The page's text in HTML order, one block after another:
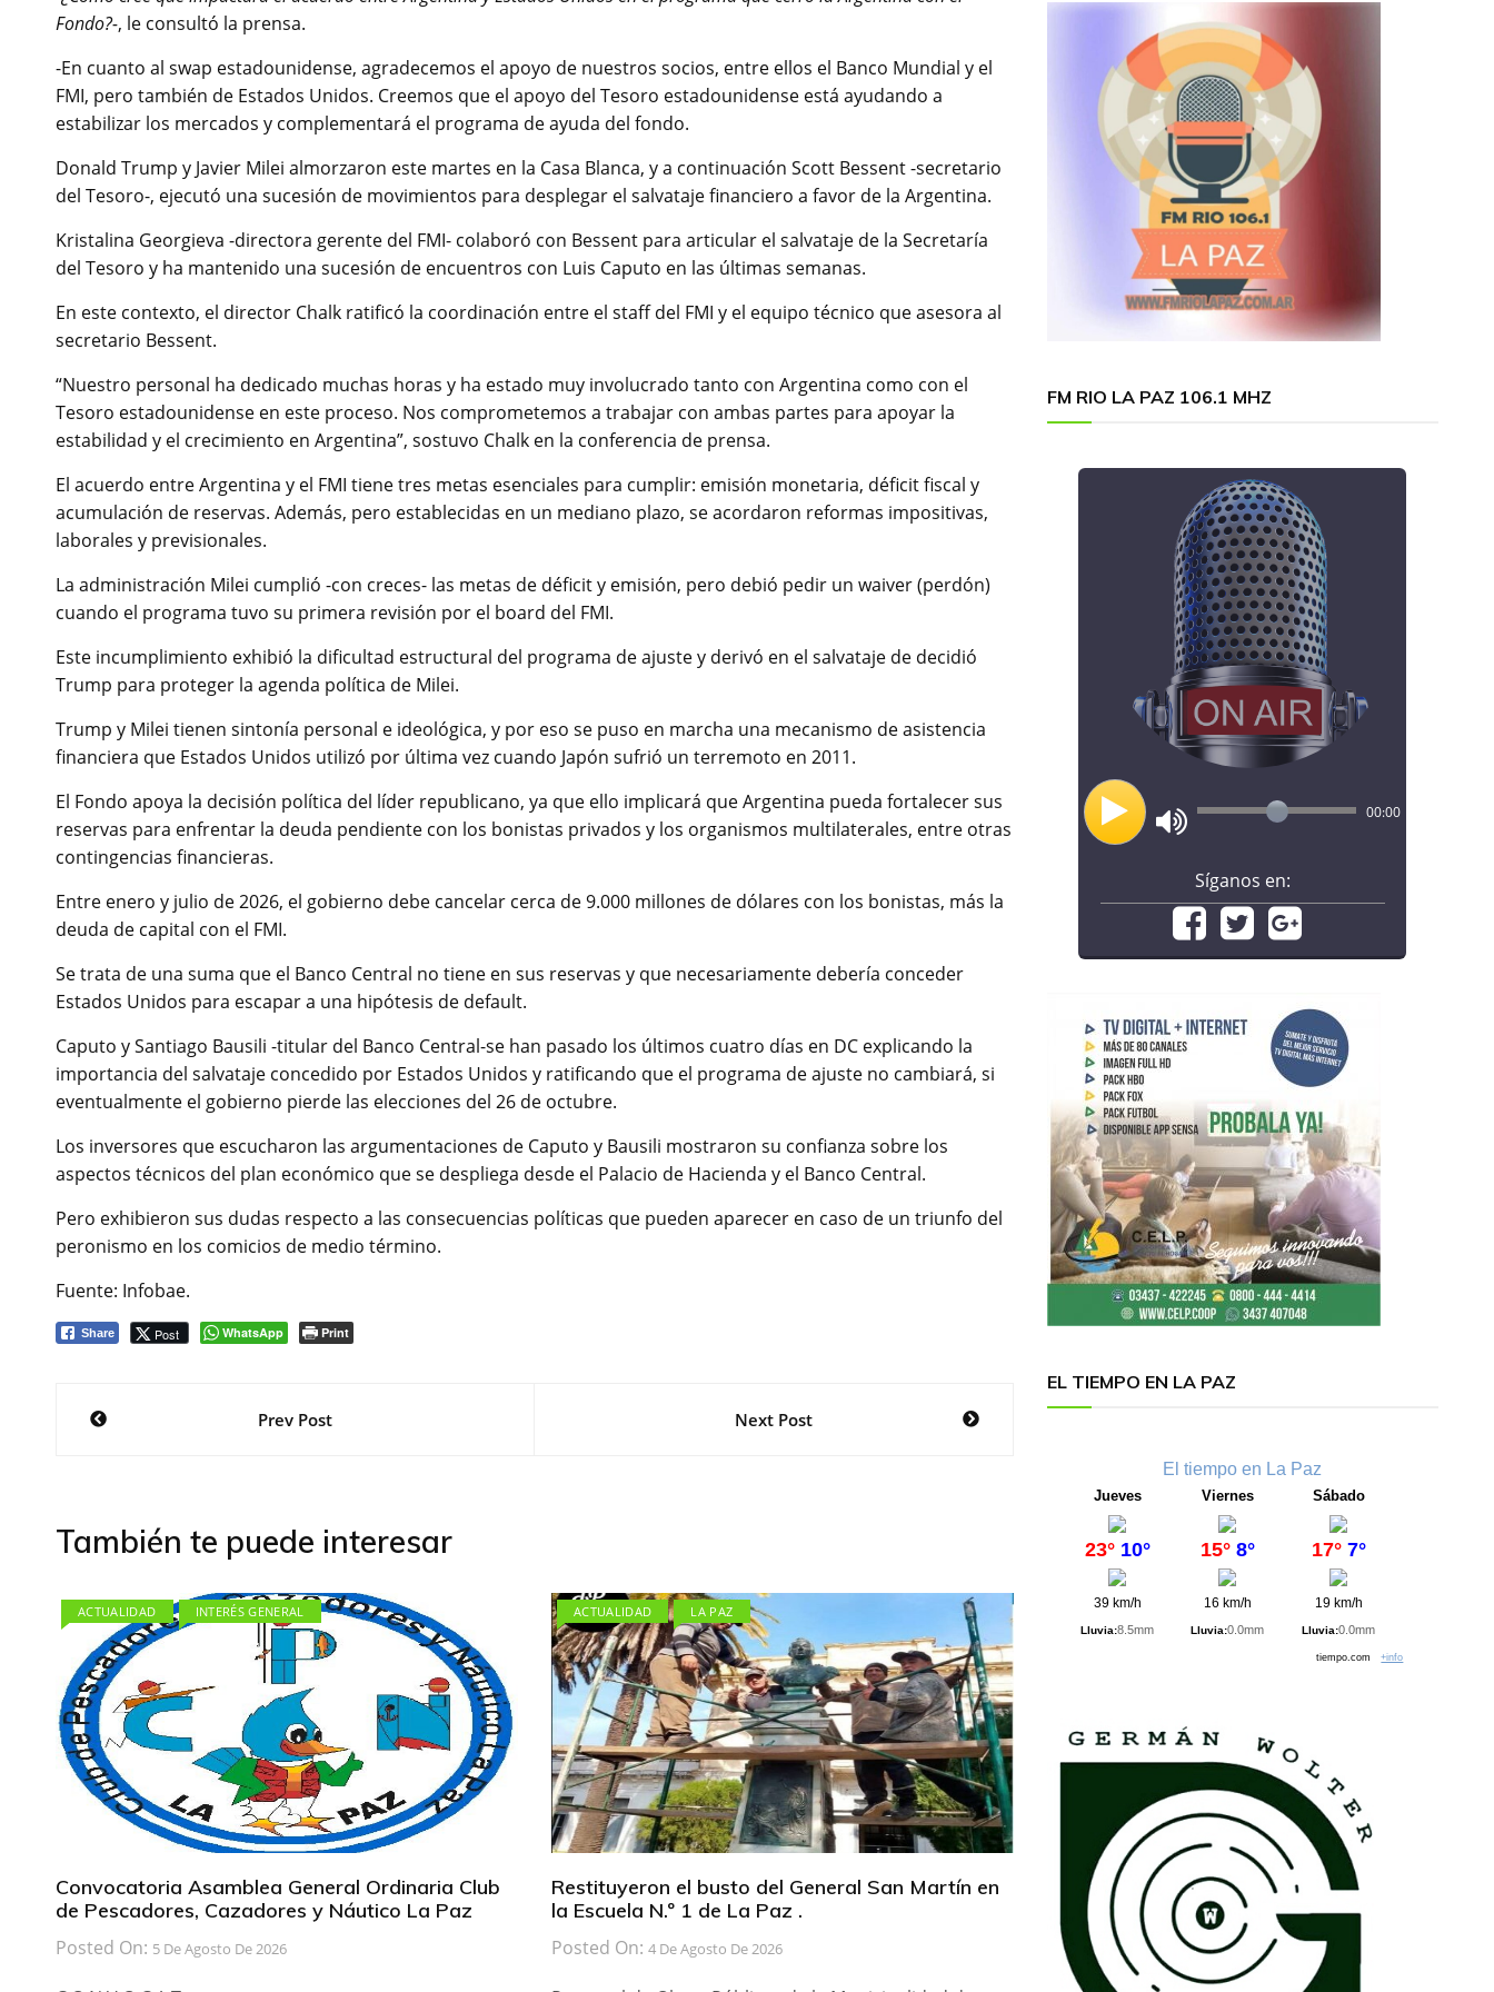
Fondo?-, le consultó la prensa.
-En cuanto al swap estadounidense, agradecemos el apoyo de nuestros socios, entre ellos el Banco Mundial y el
FMI, pero también de Estados Unidos. Creemos que el apoyo del Tesoro estadounidense está ayudando a
estabilizar los mercados y complementará el programa de ayuda del fondo.
Donald Trump y Javier Milei almorzaron este martes en la Casa Blanca, y a continuación Scott Bessent -secretario
del Tesoro-, ejecutó una sucesión de movimientos para desplegar el salvataje financiero a favor de la Argentina.
Kristalina Georgieva -directora gerente del FMI- colaboró con Bessent para articular el salvataje de la Secretaría
del Tesoro y ha mantenido una sucesión de encuentros con Luis Caputo en las últimas semanas.
En este contexto, el director Chalk ratificó la coordinación entre el staff del FMI y el equipo técnico que asesora al
secretario Bessent.
“Nuestro personal ha dedicado muchas horas y ha estado muy involucrado tanto con Argentina como con el
Tesoro estadounidense en este proceso. Nos comprometemos a trabajar con ambas partes para apoyar la
estabilidad y el crecimiento en Argentina”, sostuvo Chalk en la conferencia de prensa.
El acuerdo entre Argentina y el FMI tiene tres metas esenciales para cumplir: emisión monetaria, déficit fiscal y
acumulación de reservas. Además, pero establecidas en un mediano plazo, se acordaron reformas impositivas,
laborales y previsionales.
La administración Milei cumplió -con creces- las metas de déficit y emisión, pero debió pedir un waiver (perdón)
cuando el programa tuvo su primera revisión por el board del FMI.
Este incumplimiento exhibió la dificultad estructural del programa de ajuste y derivó en el salvataje de decidió
Trump para proteger la agenda política de Milei.
Trump y Milei tienen sintonía personal e ideológica, y por eso se puso en marcha una mecanismo de asistencia
financiera que Estados Unidos utilizó por última vez cuando Japón sufrió un terremoto en 2011.
El Fondo apoya la decisión política del líder republicano, ya que ello implicará que Argentina pueda fortalecer sus
reservas para enfrentar la deuda pendiente con los bonistas privados y los organismos multilaterales, entre otras
contingencias financieras.
Entre enero y julio de 2026, el gobierno debe cancelar cerca de 9.000 millones de dólares con los bonistas, más la
deuda de capital con el FMI.
Se trata de una suma que el Banco Central no tiene en sus reservas y que necesariamente debería conceder
Estados Unidos para escapar a una hipótesis de default.
Caputo y Santiago Bausili -titular del Banco Central-se han pasado los últimos cuatro días en DC explicando la
importancia del salvataje concedido por Estados Unidos y ratificando que el programa de ajuste no cambiará, si
eventualmente el gobierno pierde las elecciones del 26 de octubre.
Los inversores que escucharon las argumentaciones de Caputo y Bausili mostraron su confianza sobre los
aspectos técnicos del plan económico que se despliega desde el Palacio de Hacienda y el Banco Central.
Pero exhibieron sus dudas respecto a las consecuencias políticas que pueden aparecer en caso de un triunfo del
peronismo en los comicios de medio término.
Fuente: Infobae.
Share Post WhatsApp Print
NavegaciónPrev Post Next Post
También te puede interesar
ACTUALIDAD INTERÉS GENERAL
Convocatoria Asamblea General Ordinaria Club
de Pescadores, Cazadores y Náutico La Paz
Posted On: 5 De Agosto De 2026
ACTUALIDAD LA PAZ
Restituyeron el busto del General San Martín en
la Escuela N.º 1 de La Paz .
Posted On: 4 De Agosto De 2026
FM RIO LA PAZ 106.1 MHZ
00:00
Síganos en:
EL TIEMPO EN LA PAZ
El tiempo en La Paz
Jueves
23° 10°
39 km/h
Lluvia:8.5mm
Viernes
15° 8°
16 km/h
Lluvia:0.0mm
Sábado
17° 7°
19 km/h
Lluvia:0.0mm
tiempo.com+info